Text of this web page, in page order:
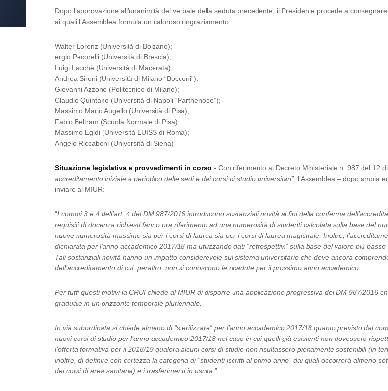
Dopo l’approvazione all’unanimità del verbale della seduta precedente, il Presidente procede a
ai quali l’Assemblea formula un caloroso ringraziamento:
Walter Lorenz (Università di Bolzano);
ergio Pecorelli (Università di Brescia);
Luigi Lacchè (Università di Macerata);
Andrea Sironi (Università di Milano “Bocconi”);
Giovanni Azzone (Politecnico di Milano);
Claudio Quintano (Università di Napoli “Parthenope”);
Massimo Mario Augello (Università di Pisa);
Fabio Beltram (Scuola Normale di Pisa);
Massimo Egidi (Università LUISS di Roma);
Angelo Riccaboni (Università di Siena)
Situazione legislativa e provvedimenti in corso - Con riferimento al Decreto Ministeriale n. 987 del 12
accreditamento iniziale e periodico delle sedi e dei corsi di studio universitari” , l’Assemblea – dopo ampia
inviare al MIUR:
“I commi 3 e 4 dell’art. 4 del DM 987/2016 introducono sostanziali novità ai fini della conferma
requisiti di docenza richiesti fanno ora riferimento ad una numerosità di studenti calcolata sulla base del
nuove numerosità massime sia per i corsi di laurea sia per i corsi di laurea magistrale. Inoltre,
dichiarata per l’anno accademico 2017/18 ma utilizzando dati “retrospettivi” sulla base del valore più
Tali sostanziali novità hanno un impatto considerevole sul sistema universitario che deve ancora
dell’accreditamento di cui, peraltro, non si conoscono le ricadute per il prossimo anno accademico.
Per tutti questi motivi la CRUI chiede al MIUR di disporre una applicazione progressiva del DM 987/2016
graduale in un orizzonte temporale pluriennale.
In via subordinata si chiede almeno di “sterilizzare” per l’anno accademico 2017/18 quanto previsto dal
nuovi corsi di studio per l’anno accademico 2017/18 nel caso in cui quelli già esistenti non dovessero
l’offerta formativa per il 2018/19 qualora alcuni corsi di studio non risultassero pienamente sostenibili (in
inoltre, di definire con certezza la categoria di “studenti iscritti al primo anno” dai quali occorrerà almeno
dei corsi di area sanitaria) e i trasferimenti in uscita .”